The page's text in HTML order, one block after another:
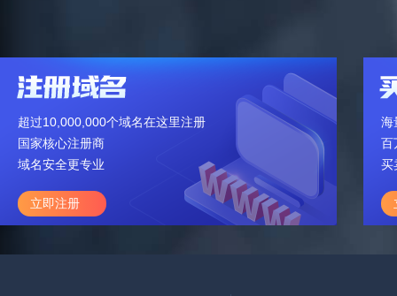
超过10,000,000个域名在这里注册
国家核心注册商
域名安全更专业
立即注册
海
百
买